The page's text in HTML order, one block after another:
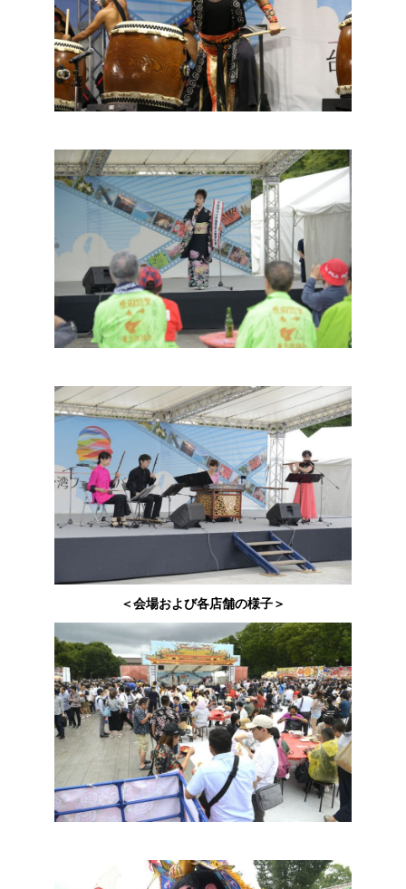
＜会場および各店舗の様子＞